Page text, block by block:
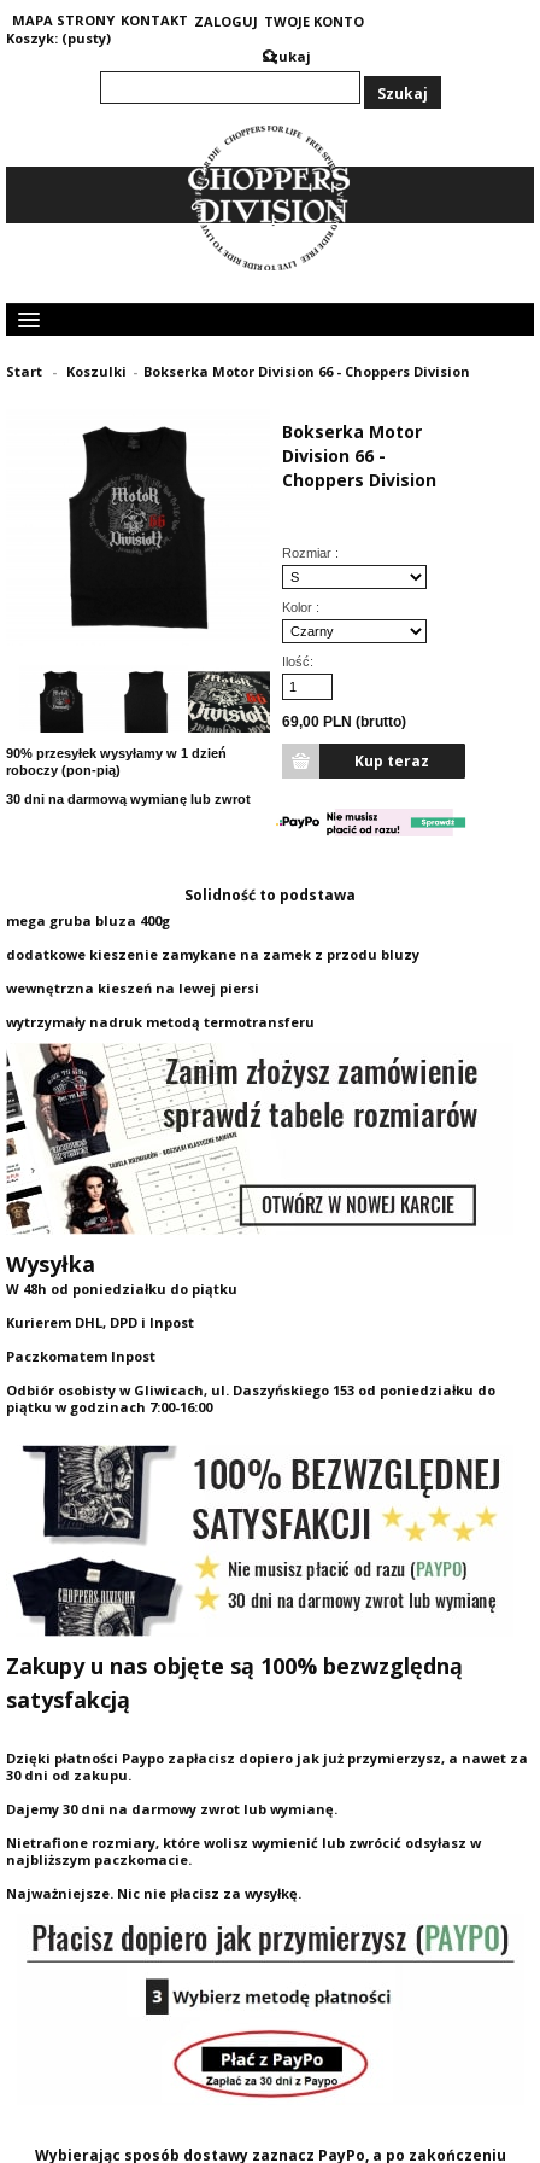
MAPA STRONY KONTAKT ZALOGUJ TWOJE KONTO
Koszyk: (pusty)
Szukaj
KOLEKCJA DAMSKA
OPINIE KLIENTÓW
Start - Koszulki - Bokserka Motor Division 66 - Choppers Division
90% przesyłek wysyłamy w 1 dzień
roboczy (pon-pią)
30 dni na darmową wymianę lub zwrot
Bokserka Motor
Division 66 -
Choppers Division
Rozmiar :
Kolor :
Ilość:
69,00 PLN (brutto)
Solidność to podstawa
mega gruba bluza 400g
dodatkowe kieszenie zamykane na zamek z przodu bluzy
wewnętrzna kieszeń na lewej piersi
wytrzymały nadruk metodą termotransferu
Wysyłka
W 48h od poniedziałku do piątku
Kurierem DHL, DPD i Inpost
Paczkomatem Inpost
Odbiór osobisty w Gliwicach, ul. Daszyńskiego 153 od poniedziałku do
piątku w godzinach 7:00-16:00
Zakupy u nas objęte są 100% bezwzględną
satysfakcją
Dzięki płatności Paypo zapłacisz dopiero jak już przymierzysz, a nawet za
30 dni od zakupu.
Dajemy 30 dni na darmowy zwrot lub wymianę.
Nietrafione rozmiary, które wolisz wymienić lub zwrócić odsyłasz w
najbliższym paczkomacie.
Najważniejsze. Nic nie płacisz za wysyłkę.
Wybierając sposób dostawy zaznacz PayPo, a po zakończeniu